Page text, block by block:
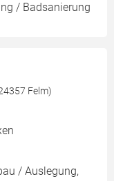
/ Badsanierung
Felm)
/ Auslegung,